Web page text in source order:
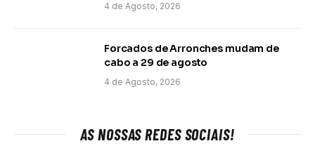
4 de Agosto, 2026
Forcados de Arronches mudam de
cabo a 29 de agosto
4 de Agosto, 2026
AS NOSSAS REDES SOCIAIS!